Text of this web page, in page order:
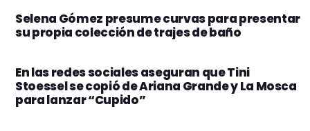
Selena Gómez presume curvas para presentar
su propia colección de trajes de baño
En las redes sociales aseguran que Tini
Stoessel se copió de Ariana Grande y La Mosca
para lanzar “Cupido”